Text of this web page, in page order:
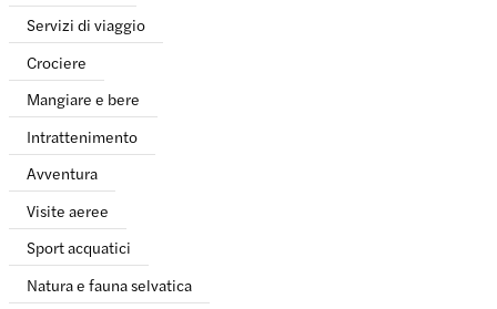
Servizi di viaggio
Crociere
Mangiare e bere
Intrattenimento
Avventura
Visite aeree
Sport acquatici
Natura e fauna selvatica